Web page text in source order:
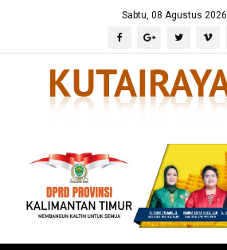
Sabtu, 08 Agustus 2026